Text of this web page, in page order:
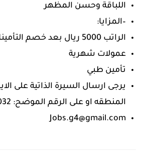
اللباقة وحسن المظهر
–المزايا:
الراتب 5000 ريال بعد خصم التأمينات
عمولات شهرية
تأمين طبي
يرجى ارسال السيرة الذاتية على
المنطقه او على الرقم الموضح: 0552722032⁦
Jobs.g4@gmail.com